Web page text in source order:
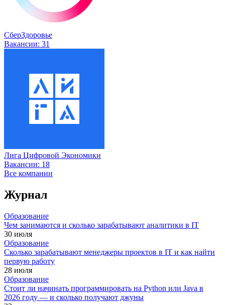
СберЗдоровье
Вакансии: 31
Лига Цифровой Экономики
Вакансии: 18
Все компании
Журнал
Образование
Чем занимаются и сколько зарабатывают аналитики в IT
30 июля
Образование
Сколько зарабатывают менеджеры проектов в IT и как найти
первую работу
28 июля
Образование
Стоит ли начинать программировать на Python или Java в
2026 году — и сколько получают джуны